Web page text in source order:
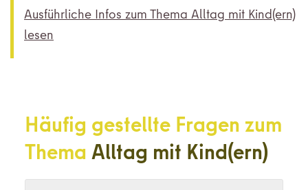
Ausführliche Infos zum Thema Alltag mit Kind(ern)
lesen
Häufig gestellte Fragen zum
Thema Alltag mit Kind(ern)